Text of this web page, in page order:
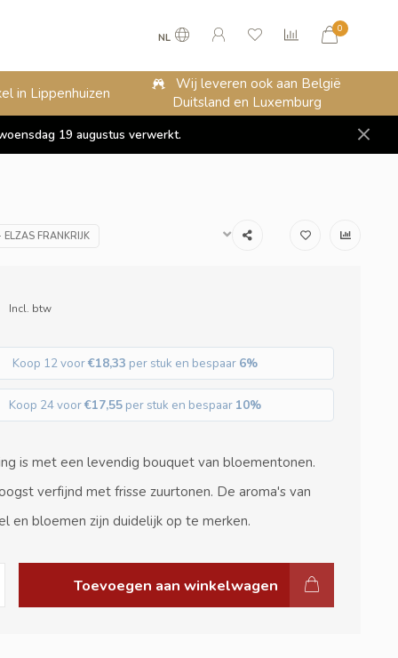
NL
0
in Lippenhuizen
Wij leveren ook aan België
Duitsland en Luxemburg
19 augustus verwerkt.
ELZAS FRANKRIJK
Incl. btw
Koop 12 voor€18,33 per stuk en bespaar 6%
Koop 24 voor€17,55 per stuk en bespaar 10%
is met een levendig bouquet van bloementonen.
verfijnd met frisse zuurtonen. De aroma's van
en bloemen zijn duidelijk op te merken.
Toevoegen aan winkelwagen